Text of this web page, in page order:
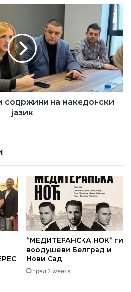
содржини на македонски
јазик
“МЕДИТЕРАНСКА НОЌ“ ги
воодушеви Белград и
Нови Сад
пред 2 weeks